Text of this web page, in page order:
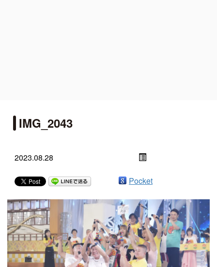
IMG_2043
2023.08.28
Pocket